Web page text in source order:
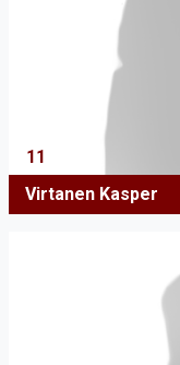
11
Virtanen Kasper